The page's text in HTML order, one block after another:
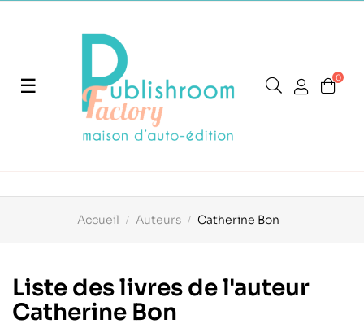
Basculer
navigation
☰ 0
Accueil Auteurs Catherine Bon
Liste des livres de l'auteur
Catherine Bon